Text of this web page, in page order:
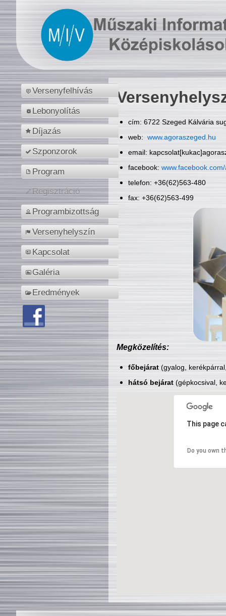
Versenyfelhívás
Lebonyolítás
Díjazás
Szponzorok
Program
Regisztráció
Programbizottság
Versenyhelyszín
Kapcsolat
Galéria
Eredmények
cím: 6722 Szeged Kálvária
web: www.agoraszeged.hu
email:
facebook:
telefon: +36(62)563-480
fax: +36(62)563-499
Megközelítés:
főbejárat(gyalog,
hátsó bejárat(gépkocsival,
This page
Do you own